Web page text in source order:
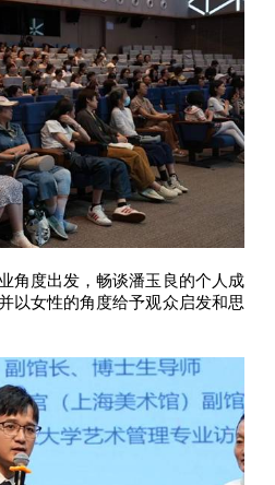
度出发，畅谈潘玉良的个人成
以女性的角度给予观众启发和思